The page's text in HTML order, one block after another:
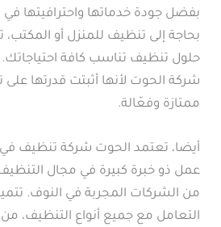
بفضل جودة خدماتها واحترافيتها
بحاجة إلى تنظيف للمنزل أو
حلول تنظيف تناسب كافة
شركة الحوت لأنها أثبتت قدرتها
ممتازة وفعّالة.
أيضا، تعتمد الحوت شركة تنظيف
عمل ذو خبرة كبيرة في مجال
من الشركات المجربة في النوف.
التعامل مع جميع أنواع التنظيف،